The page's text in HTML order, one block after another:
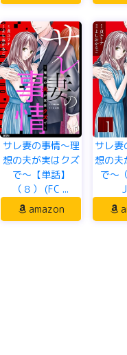
サレ妻の事情～理
想の夫が実はクズ
で～【単話】
（８） (FC ...
amazon
サレ妻
想の夫
で～